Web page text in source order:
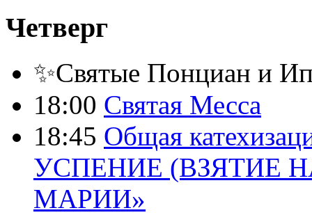
Четверг
✨Святые Понциан и
18:00 Святая Месса
18:45 Общая
УСПЕНИЕ (ВЗЯТИЕ
МАРИИ»